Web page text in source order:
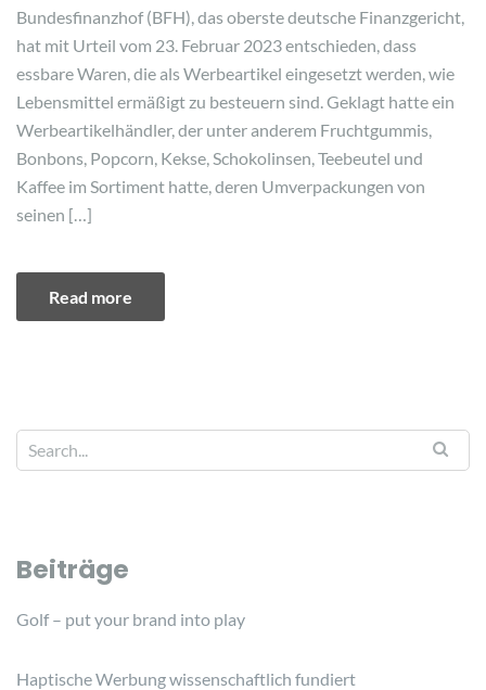
Bundesfinanzhof (BFH), das oberste deutsche Finanzgericht,
hat mit Urteil vom 23. Februar 2023 entschieden, dass
essbare Waren, die als Werbeartikel eingesetzt werden, wie
Lebensmittel ermäßigt zu besteuern sind. Geklagt hatte ein
Werbeartikelhändler, der unter anderem Fruchtgummis,
Bonbons, Popcorn, Kekse, Schokolinsen, Teebeutel und
Kaffee im Sortiment hatte, deren Umverpackungen von
seinen […]
Read more
Beiträge
Golf – put your brand into play
Haptische Werbung wissenschaftlich fundiert